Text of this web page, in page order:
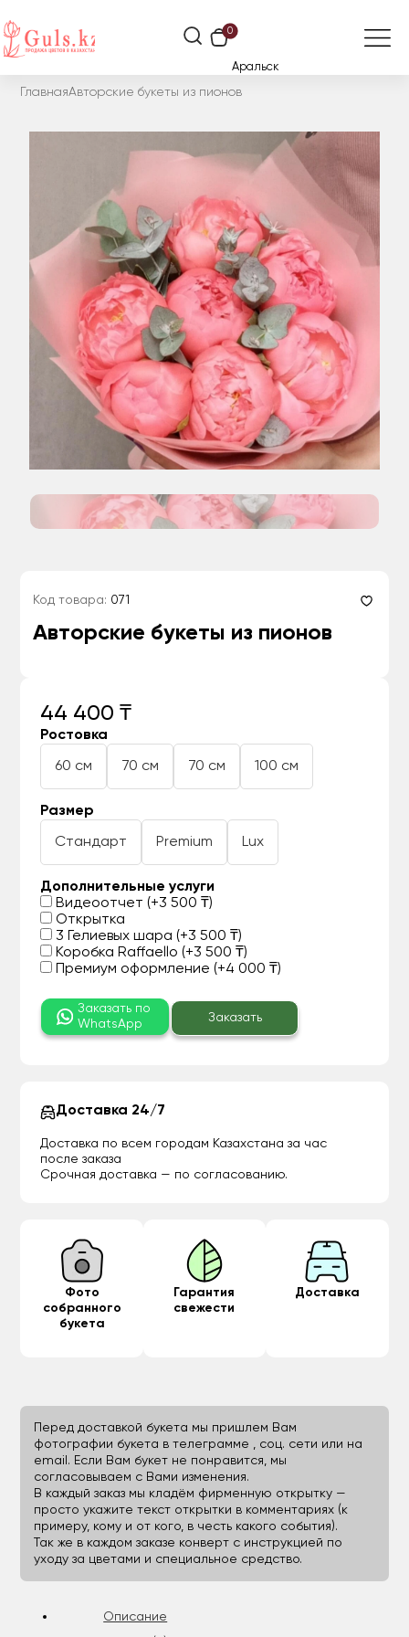
0
Аральск
ГлавнаяАвторские букеты из пионов
Код товара: 071
Авторские букеты из пионов
44 400 ₸
Ростовка
60 см 70 см 70 см 100 см
Размер
Стандарт Premium Lux
Дополнительные услуги
Видеоотчет (+3 500 ₸)
Открытка
3 Гелиевых шара (+3 500 ₸)
Коробка Raffaello (+3 500 ₸)
Премиум оформление (+4 000 ₸)
Заказать по
WhatsApp
Заказать
Доставка 24/7
Доставка по всем городам Казахстана за час
после заказа
Срочная доставка — по согласованию.
Фото
собранного
букета
Гарантия
свежести
Доставка
Перед доставкой букета мы пришлем Вам
фотографии букета в телеграмме , соц. сети или на
email. Если Вам букет не понравится, мы
согласовываем с Вами изменения.
В каждый заказ мы кладём фирменную открытку —
просто укажите текст открытки в комментариях (к
примеру, кому и от кого, в честь какого события).
Так же в каждом заказе конверт с инструкцией по
уходу за цветами и специальное средство.
Описание